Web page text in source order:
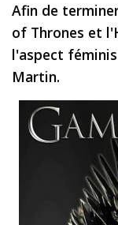
Afin de
of Thrones et
l'aspect
Martin.